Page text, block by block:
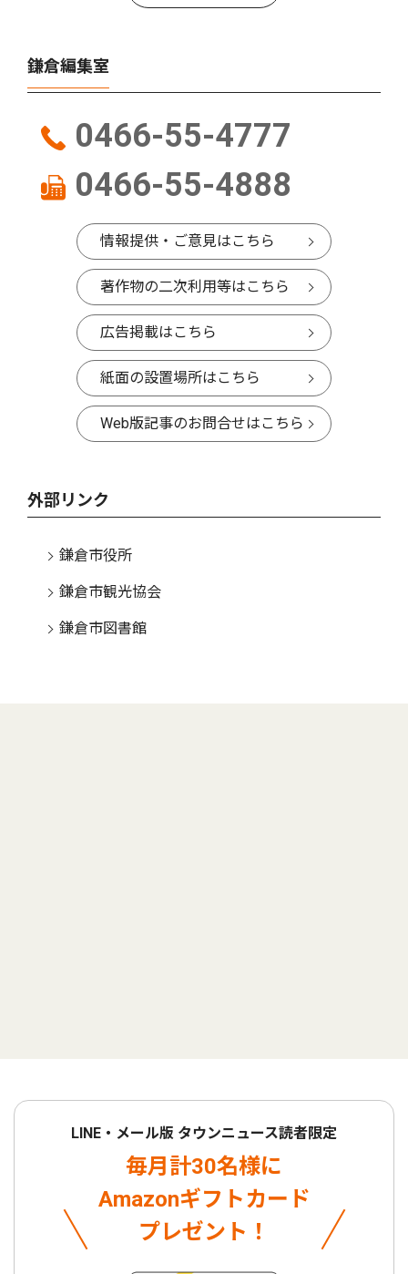
鎌倉編集室
0466-55-4777
0466-55-4888
情報提供・ご意見はこちら
著作物の二次利用等はこちら
広告掲載はこちら
紙面の設置場所はこちら
Web版記事のお問合せはこちら
外部リンク
鎌倉市役所
鎌倉市観光協会
鎌倉市図書館
LINE・メール版 タウンニュース読者限定
毎月計30名様に
Amazonギフトカード
プレゼント！